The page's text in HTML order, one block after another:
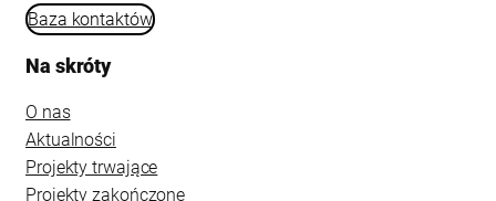
Baza kontaktów
Na skróty
O nas
Aktualności
Projekty trwające
Projekty zakończone